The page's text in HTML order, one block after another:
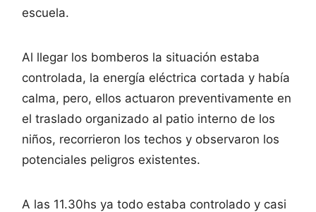
escuela.
Al llegar los bomberos la situación estaba
controlada, la energía eléctrica cortada y había
calma, pero, ellos actuaron preventivamente en
el traslado organizado al patio interno de los
niños, recorrieron los techos y observaron los
potenciales peligros existentes.
A las 11.30hs ya todo estaba controlado y casi